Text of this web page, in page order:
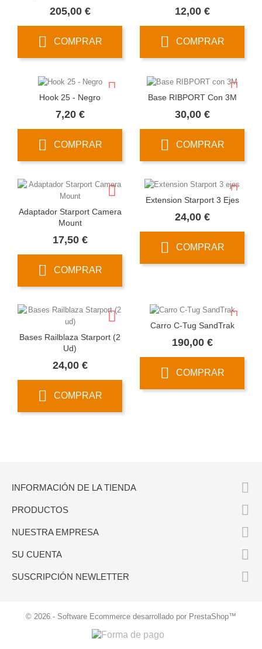
205,00 €Precio
COMPRAR
12,00 €Precio
COMPRAR
Hook 25 - Negro
7,20 €Precio
COMPRAR
Base RIBPORT Con 3M
30,00 €Precio
COMPRAR
Adaptador Starport Camera
Mount
17,50 €Precio
COMPRAR
Extension Starport 3 Ejes
24,00 €Precio
COMPRAR
Bases Railblaza Starport (2
Ud)
24,00 €Precio
COMPRAR
Carro C-Tug SandTrak
190,00 €Precio
COMPRAR
INFORMACIÓN DE LA TIENDA 
PRODUCTOS 
NUESTRA EMPRESA 
SU CUENTA 
SUSCRIPCIÓN NEWLETTER 
© 2026 - Software Ecommerce desarrollado por PrestaShop™